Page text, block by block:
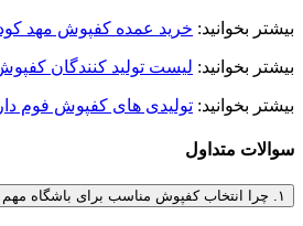
بیشتر بخوانید: خرید عمده کفپوش مهد
بیشتر بخوانید: لیست تولید کنندگان
بیشتر بخوانید: تولیدی های کفپوش فوم دار
سوالات متداول
۱. چرا انتخاب کفپوش مناسب برای باشگاه مهم است؟